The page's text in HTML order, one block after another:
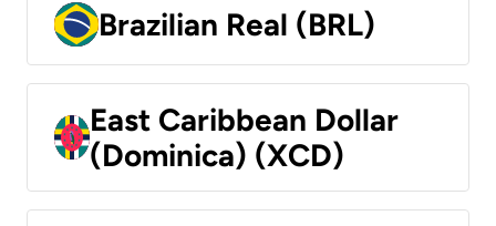
Brazilian Real (BRL)
East Caribbean Dollar
(Dominica) (XCD)